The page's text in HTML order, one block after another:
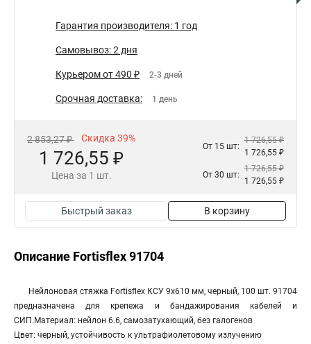
Гарантия производителя: 1 год
Самовывоз: 2 дня
Курьером от 490 ₽ 2-3 дней
Срочная доставка: 1 день
2 853,27 ₽ Скидка 39%
1 726,55 ₽
Цена за 1 шт.
От 15 шт:
1 726,55 ₽
1 726,55 ₽
От 30 шт:
1 726,55 ₽
1 726,55 ₽
Быстрый заказ В корзину
Описание Fortisflex 91704
Нейлоновая стяжка Fortisflex КСУ 9x610 мм, черный, 100 шт. 91704
предназначена для крепежа и бандажирования кабелей и
СИП.Материал: нейлон 6.6, самозатухающий, без галогенов
Цвет: черный, устойчивость к ультрафиолетовому излучению